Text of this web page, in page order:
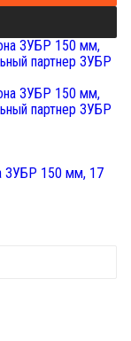
ЗУБР 150 мм, 17